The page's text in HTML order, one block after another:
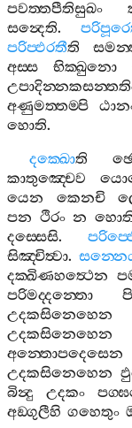
පවත‍්තපීතිසුඛං
සන්‍දෙති.
පරිප‍්ඵරතීති
අස‍්ස
භික‍්ඛුනො
අණුමත‍්තම‍්පි
හොති.
දක‍්ඛොති
කාතුඤ‍්චෙව
යෙන
කෙනචි
පන ථිරං න
දස‍්සෙසි.
සිඤ‍්චිත්‍වා.
දක‍්ඛිණහත්‍ථෙන
පරිමද‍්දන‍්තො
උදකසිනෙහෙන
උදකසිනෙහෙන
අන‍්තොපදෙසෙන
උදකසිනෙහෙන
බින්‍දු
උදකං
අඞ‍්ගුලීහි ගහෙතුං